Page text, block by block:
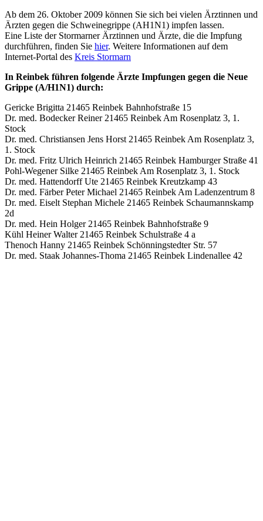
Ab dem 26. Oktober 2009 können Sie sich bei vielen Ärztinnen und
Ärzten gegen die Schweinegrippe (AH1N1) impfen lassen.
Eine Liste der Stormarner Ärztinnen und Ärzte, die die Impfung
durchführen, finden Sie hier. Weitere Informationen auf dem
Internet-Portal des Kreis Stormarn
In Reinbek führen folgende Ärzte Impfungen gegen die Neue
Grippe (A/H1N1) durch:
Gericke Brigitta 21465 Reinbek Bahnhofstraße 15
Dr. med. Bodecker Reiner 21465 Reinbek Am Rosenplatz 3, 1.
Stock
Dr. med. Christiansen Jens Horst 21465 Reinbek Am Rosenplatz 3,
1. Stock
Dr. med. Fritz Ulrich Heinrich 21465 Reinbek Hamburger Straße 41
Pohl-Wegener Silke 21465 Reinbek Am Rosenplatz 3, 1. Stock
Dr. med. Hattendorff Ute 21465 Reinbek Kreutzkamp 43
Dr. med. Färber Peter Michael 21465 Reinbek Am Ladenzentrum 8
Dr. med. Eiselt Stephan Michele 21465 Reinbek Schaumannskamp
2d
Dr. med. Hein Holger 21465 Reinbek Bahnhofstraße 9
Kühl Heiner Walter 21465 Reinbek Schulstraße 4 a
Thenoch Hanny 21465 Reinbek Schönningstedter Str. 57
Dr. med. Staak Johannes-Thoma 21465 Reinbek Lindenallee 42